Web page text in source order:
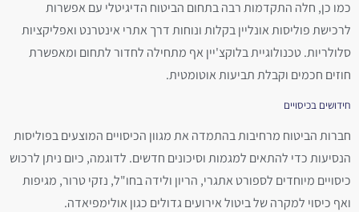
כמו כן, חלה התקדמות רבה בתחום הביטוח הדיגיטלי עם אפשרות
לרכישת פוליסות אונליין בקלות ונוחות דרך אתרי אינטרנט ואפליקציות
סלולריות. טכנולוגיית בלוקצ'יין אף מתחילה לחדור לתחום ומאפשרת
חוזים חכמים וקבלת תביעות אוטומטית.
חידושים בכיסויים
חברות הביטוח מרחיבות בהתמדה את מגוון הכיסויים המוצעים בפוליסות
הנסיעות כדי להתאים למגמות וסיכונים חדשים. לדוגמה, כיום ניתן לרכוש
כיסויים מיוחדים לספורט אתגרי, הריון ולידה בחו"ל, נזקי טרור, מגיפות
ואף כיסוי למקרה של ביטול אירועים גדולים כגון אולימפיאדה.